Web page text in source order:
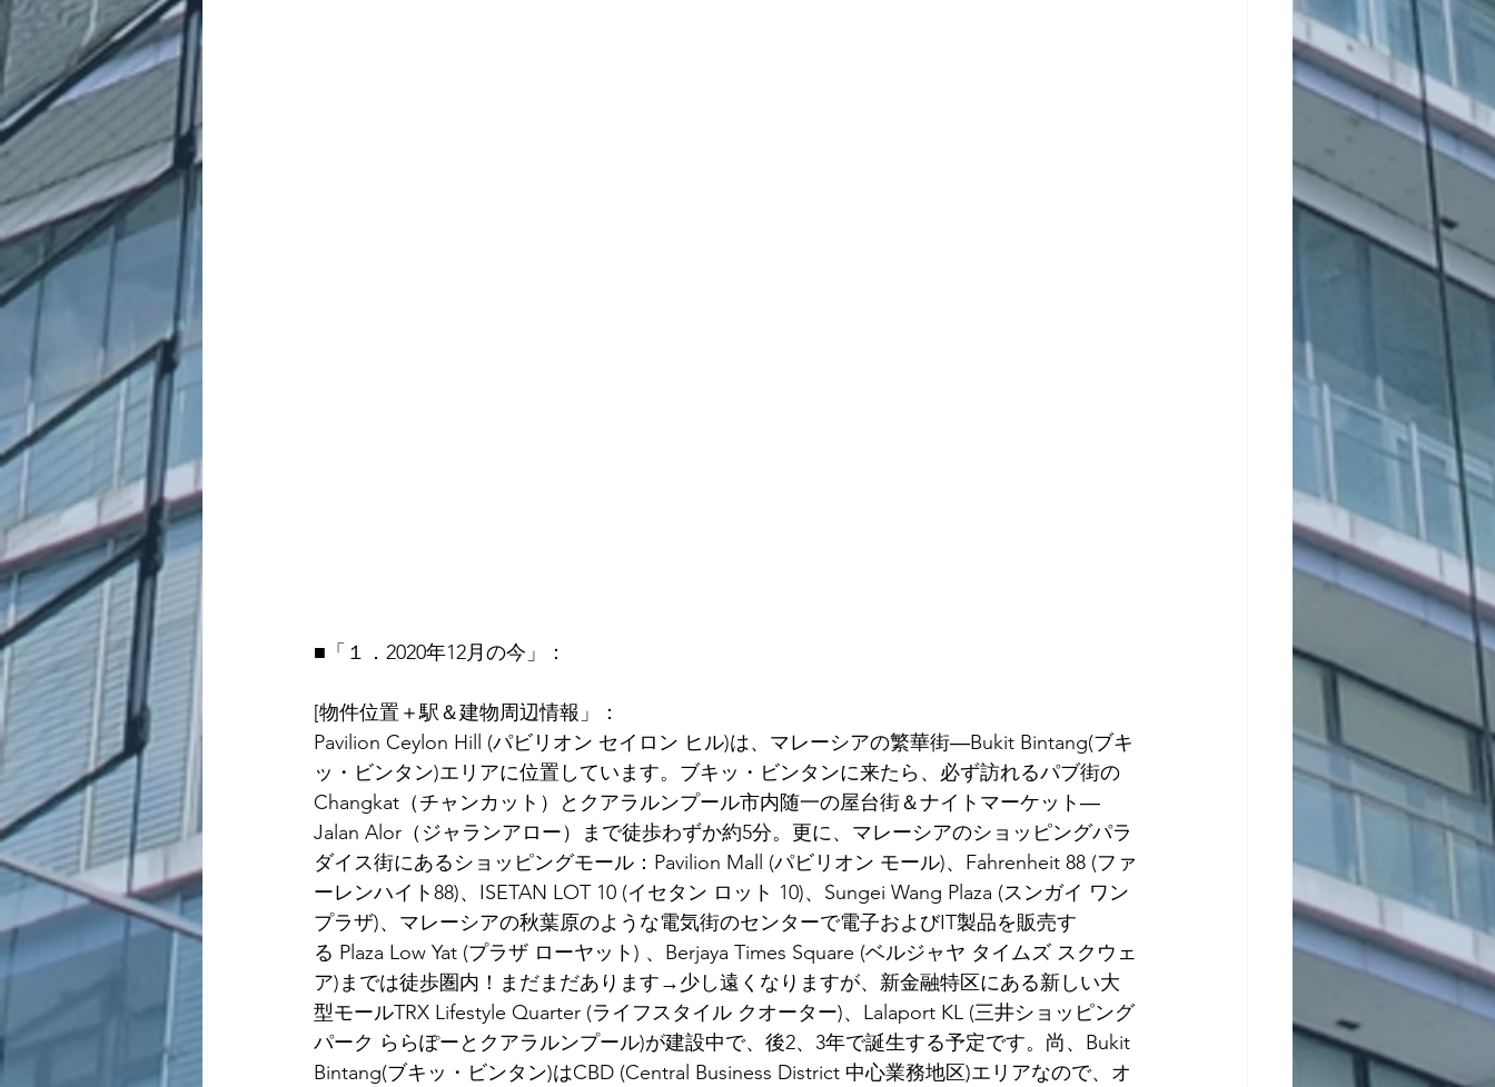
■「１．2020年12月の今」：
[物件位置＋駅＆建物周辺情報」：
Pavilion Ceylon Hill (パビリオン セイロン ヒル)は、マレーシアの繁華街―Bukit Bintang(ブキ
ッ・ビンタン)エリアに位置しています。ブキッ・ビンタンに来たら、必ず訪れるパブ街の
Changkat（チャンカット）とクアラルンプール市内随一の屋台街＆ナイトマーケット―
Jalan Alor（ジャランアロー）まで徒歩わずか約5分。更に、マレーシアのショッピングパラ
ダイス街にあるショッピングモール：Pavilion Mall (パビリオン モール)、Fahrenheit 88 (ファ
ーレンハイト88)、ISETAN LOT 10 (イセタン ロット 10)、Sungei Wang Plaza (スンガイ ワン
プラザ)、マレーシアの秋葉原のような電気街のセンターで電子およびIT製品を販売す
る Plaza Low Yat (プラザ ローヤット) 、Berjaya Times Square (ベルジャヤ タイムズ スクウェ
ア)までは徒歩圏内！まだまだあります→少し遠くなりますが、新金融特区にある新しい大
型モールTRX Lifestyle Quarter (ライフスタイル クオーター)、Lalaport KL (三井ショッピング
パーク ららぽーとクアラルンプール)が建設中で、後2、3年で誕生する予定です。尚、Bukit
Bintang(ブキッ・ビンタン)はCBD (Central Business District 中心業務地区)エリアなので、オ